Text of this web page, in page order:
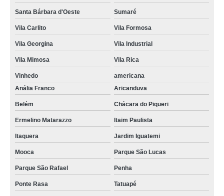
Santa Bárbara d'Oeste Sumaré
Vila Carlito Vila Formosa
Vila Georgina Vila Industrial
Vila Mimosa Vila Rica
Vinhedo
americana
Anália Franco
Aricanduva
Belém Chácara do Piqueri
Ermelino Matarazzo Itaim Paulista
Itaquera Jardim Iguatemi
Mooca Parque São Lucas
Parque São Rafael Penha
Ponte Rasa Tatuapé